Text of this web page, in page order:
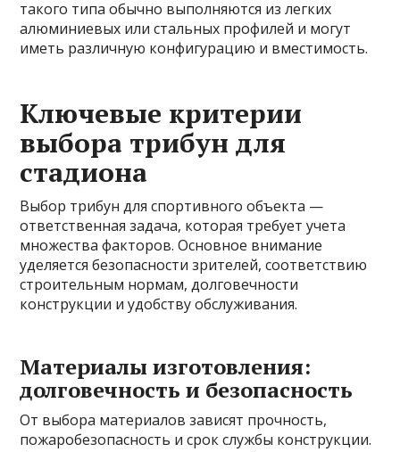
такого типа обычно выполняются из легких
алюминиевых или стальных профилей и могут
иметь различную конфигурацию и вместимость.
Ключевые критерии
выбора трибун для
стадиона
Выбор трибун для спортивного объекта —
ответственная задача, которая требует учета
множества факторов. Основное внимание
уделяется безопасности зрителей, соответствию
строительным нормам, долговечности
конструкции и удобству обслуживания.
Материалы изготовления:
долговечность и безопасность
От выбора материалов зависят прочность,
пожаробезопасность и срок службы конструкции.